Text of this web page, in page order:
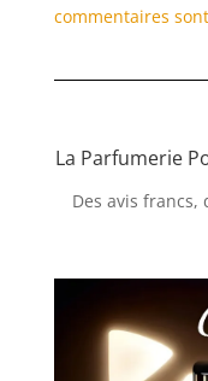
commentaires
La Parfumerie
Des avis francs,